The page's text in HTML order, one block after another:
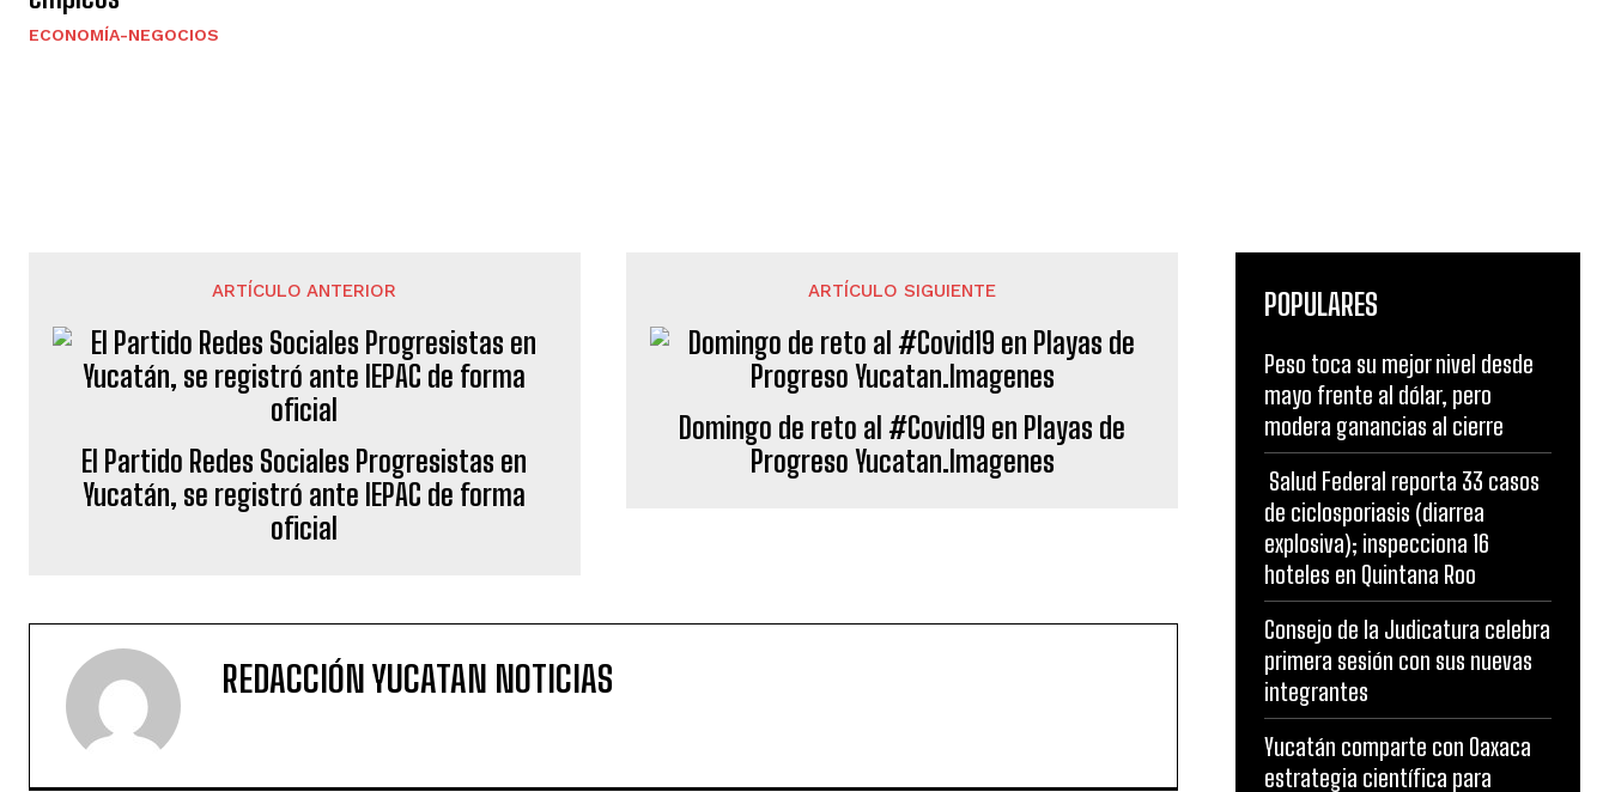
ECONOMÍA-NEGOCIOS
ARTÍCULO ANTERIOR
El Partido Redes Sociales Progresistas en
Yucatán, se registró ante IEPAC de forma
oficial
ARTÍCULO SIGUIENTE
Domingo de reto al #Covid19 en Playas de
Progreso Yucatan.Imagenes
REDACCIÓN YUCATAN NOTICIAS
POPULARES
Peso toca su mejor nivel desde
mayo frente al dólar, pero
modera ganancias al cierre
Salud Federal reporta 33 casos
de ciclosporiasis (diarrea
explosiva); inspecciona 16
hoteles en Quintana Roo
Consejo de la Judicatura celebra
primera sesión con sus nuevas
integrantes
Yucatán comparte con Oaxaca
estrategia científica para